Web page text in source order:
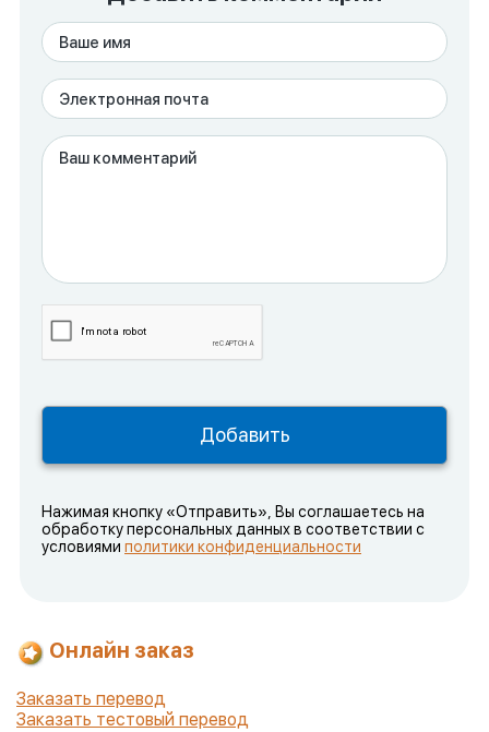
Нажимая кнопку «Отправить», Вы соглашаетесь на
обработку персональных данных в соответствии с
условиями политики конфиденциальности
Онлайн заказ
Заказать перевод
Заказать тестовый перевод